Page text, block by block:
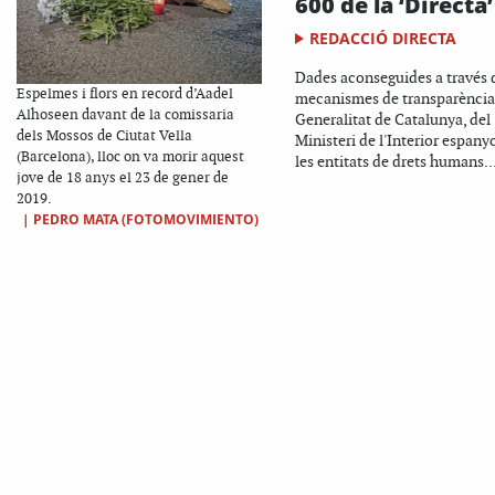
Espelmes i flors en record d’Aadel
Alhoseen davant de la comissaria
dels Mossos de Ciutat Vella
(Barcelona), lloc on va morir aquest
jove de 18 anys el 23 de gener de
2019.
| PEDRO MATA (FOTOMOVIMIENTO)
REDACCIÓ DIRECTA
Dades aconseguides a través
mecanismes de
Generalitat de Catalunya, del
Ministeri de l'Interior
les entitats de drets humans...